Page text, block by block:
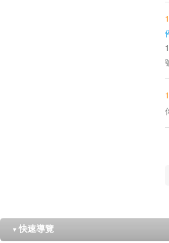
▼ 快速導覽